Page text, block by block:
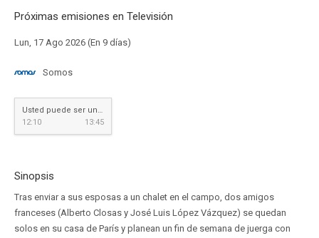
Próximas emisiones en Televisión
Lun, 17 Ago 2026 (En 9 días)
Somos
Usted puede ser un asesino
12:10
13:45
Sinopsis
Tras enviar a sus esposas a un chalet en el campo, dos amigos
franceses (Alberto Closas y José Luis López Vázquez) se quedan
solos en su casa de París y planean un fin de semana de juerga con